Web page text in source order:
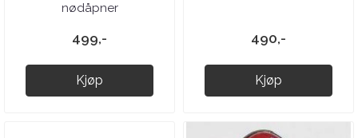
nødåpner
499,-
Kjøp
490,-
Kjøp